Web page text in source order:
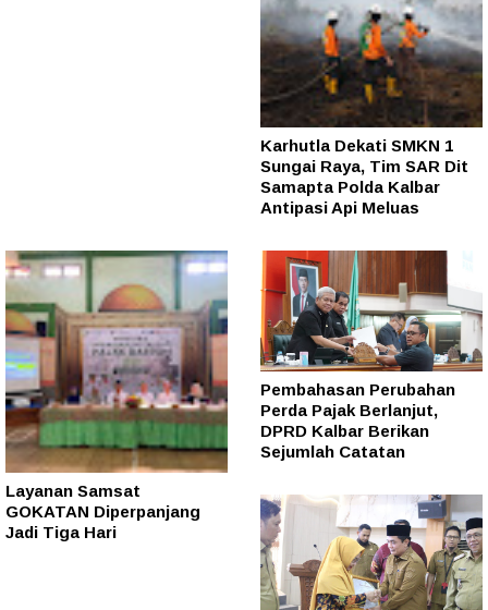
Karhutla Dekati SMKN 1
Sungai Raya, Tim SAR Dit
Samapta Polda Kalbar
Antipasi Api Meluas
Layanan Samsat
GOKATAN Diperpanjang
Jadi Tiga Hari
Pembahasan Perubahan
Perda Pajak Berlanjut,
DPRD Kalbar Berikan
Sejumlah Catatan